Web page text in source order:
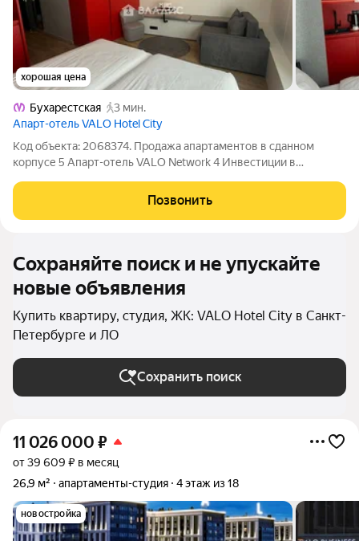
хорошая цена
Бухарестская
3 мин.
Апарт-отель VALO Hotel City
Код объекта: 2068374. Продажа апартаментов в сданном
корпусе 5 Апарт-отель VALO Network 4 Инвестиции в
авторским интерьером и высоким потенциалом доходности.
Объект расположен в центре деловой
Позвонить
Сохраняйте поиск и не упускайте
новые объявления
Купить квартиру, студия, ЖК: VALO Hotel City в Санкт-
Петербурге и ЛО
Сохранить поиск
11 026 000 ₽
от 39 609 ₽ в месяц
26,9 м²
апартаменты-студия 4 этаж из 18
новостройка